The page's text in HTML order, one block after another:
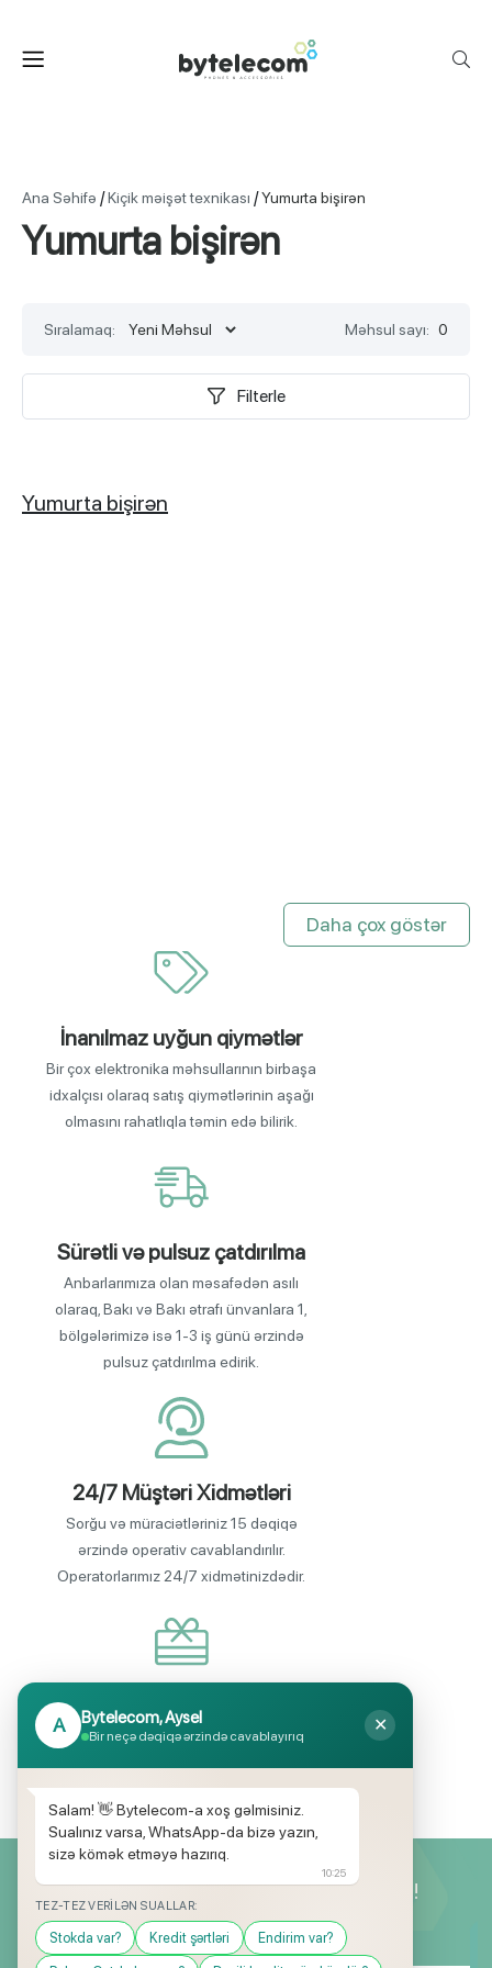
Ana Səhifə /Kiçik məişət texnikası /Yumurta bişirən
Yumurta bişirən
Sıralamaq: Məhsul sayı: 0
Filterle
Yumurta bişirən
Daha çox göstər
İnanılmaz uyğun qiymətlər
Bir çox elektronika məhsullarının birbaşa
idxalçısı olaraq satış qiymətlərinin aşağı
olmasını rahatlıqla təmin edə bilirik.
Sürətli və pulsuz çatdırılma
Anbarlarımıza olan məsafədən asılı
olaraq, Bakı və Bakı ətrafı ünvanlara 1,
bölgələrimizə isə 1-3 iş günü ərzində
pulsuz çatdırılma edirik.
24/7 Müştəri Xidmətləri
Sorğu və müraciətləriniz 15 dəqiqə
ərzində operativ cavablandırılır.
Operatorlarımız 24/7 xidmətinizdədir.
Endirimli məhsul seçimi
Mağazalarımızda mütəmadi olaraq,
kampaniyaları keçirilir.
Yeniliklərimizdən ilk siz xəbərdar olun!
A Bytelecom, Aysel
Bir neçə dəqiqə ərzində cavablayırıq
✕
Salam! 👋 Bytelecom-a xoş gəlmisiniz.
Sualınız varsa, WhatsApp-da bizə yazın,
sizə kömək etməyə hazırıq.
10:25
TEZ-TEZ VERILƏN SUALLAR:
Stokda var? Kredit şərtləri Endirim var?